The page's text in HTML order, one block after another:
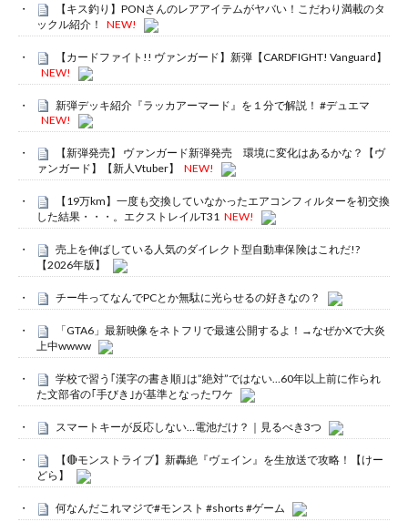
【キス釣り】PONさんのレアアイテムがヤバい！こだわり満載のタ
ックル紹介！
NEW!
【カードファイト!! ヴァンガード】新弾【CARDFIGHT! Vanguard】
NEW!
新弾デッキ紹介『ラッカアーマード』を１分で解説！ #デュエマ
NEW!
【新弾発売】 ヴァンガード新弾発売 環境に変化はあるかな？【ヴ
ァンガード】【新人Vtuber】
NEW!
【19万km】一度も交換していなかったエアコンフィルターを初交換
した結果・・・。エクストレイルT31 NEW!
売上を伸ばしている人気のダイレクト型自動車保険はこれだ!?
【2026年版】
チー牛ってなんでPCとか無駄に光らせるの好きなの？
「GTA6」最新映像をネトフリで最速公開するよ！→なぜかXで大炎
上中wwww
学校で習う｢漢字の書き順｣は”絶対”ではない…60年以上前に作られ
た文部省の｢手びき｣が基準となったワケ
スマートキーが反応しない…電池だけ？｜見るべき3つ
【🔴モンストライブ】新轟絶『ヴェイン』を生放送で攻略！【けー
どら】
何なんだこれマジで#モンスト #shorts #ゲーム